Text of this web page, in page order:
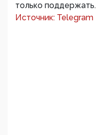
только поддержать.
Источник: Telegram